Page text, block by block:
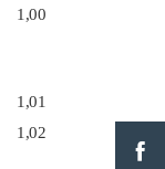
1,00
1,01
1,02